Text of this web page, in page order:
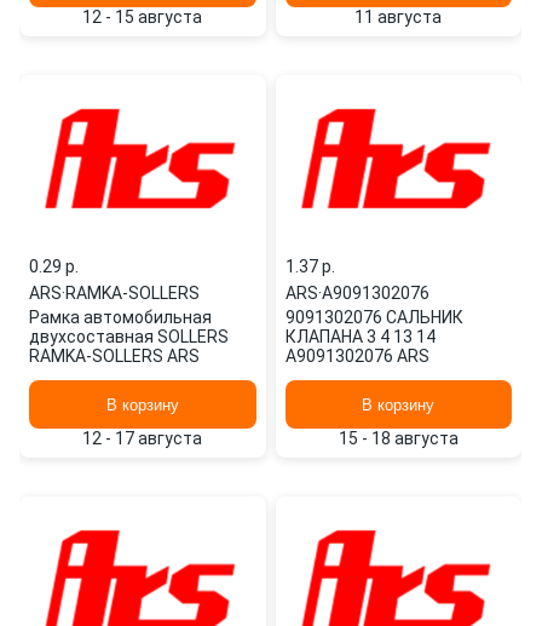
12 - 15 августа 11 августа
0.29 p.
ARS·RAMKA-SOLLERS
Рамка автомобильная
двухсоставная SOLLERS
RAMKA-SOLLERS ARS
В корзину
12 - 17 августа
1.37 p.
ARS·A9091302076
9091302076 САЛЬНИК
КЛАПАНА 3 4 13 14
A9091302076 ARS
В корзину
15 - 18 августа